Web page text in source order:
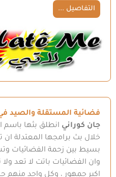
التفاصيل ...
فضائية المستقلة والصيد في
جان كوراني انطلق بثها باسم
خلال بث برامجها المعتدلة
بسيط بين زحمة الفضائيات
وان الفضائيات باتت لا تعد
اكبر جمهور ، وكل واحد